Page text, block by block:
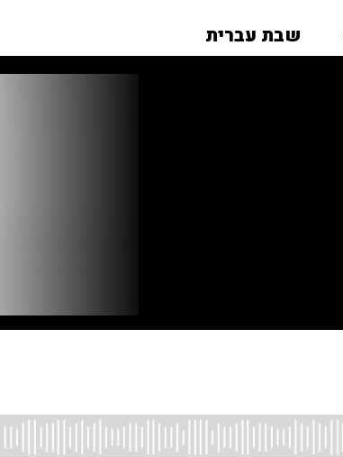
שבת עברית